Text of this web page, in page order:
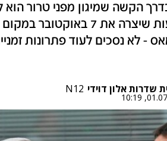
הקשה שמיגון מפני טרור הוא
חוזרים על הטעות שיצרה את
לא נסכים לעוד פתרונות
שדרות אלון דוידי N12